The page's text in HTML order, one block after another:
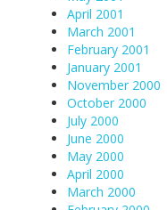
April 2001
March 2001
February 2001
January 2001
November 2000
October 2000
July 2000
June 2000
May 2000
April 2000
March 2000